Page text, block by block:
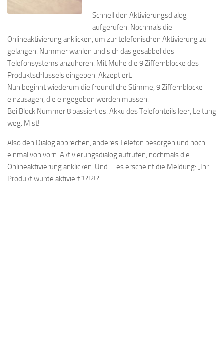
Schnell den Aktivierungsdialog
aufgerufen. Nochmals die
Onlineaktivierung anklicken, um zur telefonischen Aktivierung zu
gelangen. Nummer wählen und sich das gesabbel des
Telefonsystems anzuhören. Mit Mühe die 9 Ziffernblöcke des
Produktschlüssels eingeben. Akzeptiert.
Nun beginnt wiederum die freundliche Stimme, 9 Ziffernblöcke
einzusagen, die eingegeben werden müssen.
Bei Block Nummer 8 passiert es. Akku des Telefonteils leer, Leitung
weg. Mist!
Also den Dialog abbrechen, anderes Telefon besorgen und noch
einmal von vorn. Aktivierungsdialog aufrufen, nochmals die
Onlineaktivierung anklicken. Und … es erscheint die Meldung: „Ihr
Produkt wurde aktiviert“!?!?!?